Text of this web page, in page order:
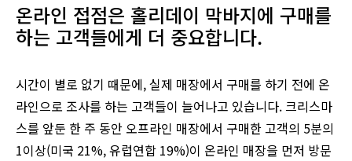
온라인 접점은 홀리데이 막바지에 구매를
하는 고객들에게 더 중요합니다.
시간이 별로 없기 때문에, 실제 매장에서 구매를 하기 전에 온
라인으로 조사를 하는 고객들이 늘어나고 있습니다. 크리스마
스를 앞둔 한 주 동안 오프라인 매장에서 구매한 고객의 5분의
1이상(미국 21%, 유럽연합 19%)이 온라인 매장을 먼저 방문